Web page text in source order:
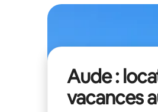
Aude :
vacances